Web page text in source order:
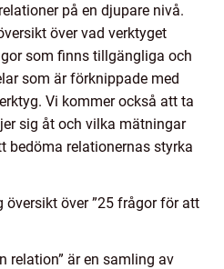
på en djupare nivå.
över vad verktyget
som finns tillgängliga och
som är förknippade med
Vi kommer också att ta
sig åt och vilka mätningar
bedöma relationernas styrka
översikt över ”25 frågor för att
relation” är en samling av